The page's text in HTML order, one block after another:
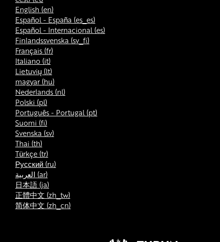
English ‎(en)‎
Español - España ‎(es_es)‎
Español - Internacional ‎(es)‎
Finlandssvenska ‎(sv_fi)‎
Français ‎(fr)‎
Italiano ‎(it)‎
Lietuvių ‎(lt)‎
magyar ‎(hu)‎
Nederlands ‎(nl)‎
Polski ‎(pl)‎
Português - Portugal ‎(pt)‎
Suomi ‎(fi)‎
Svenska ‎(sv)‎
Thai ‎(th)‎
Türkçe ‎(tr)‎
Русский ‎(ru)‎
العربية ‎(ar)‎
日本語 ‎(ja)‎
正體中文 ‎(zh_tw)‎
简体中文 ‎(zh_cn)‎